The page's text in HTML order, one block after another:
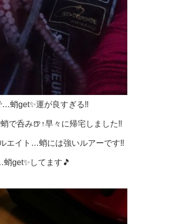
蛸get✨運が良すぎる‼
で呑み🍺↑早々に帰宅しました‼
エイト…蛸には強いルアーです‼
get✨してます🎵